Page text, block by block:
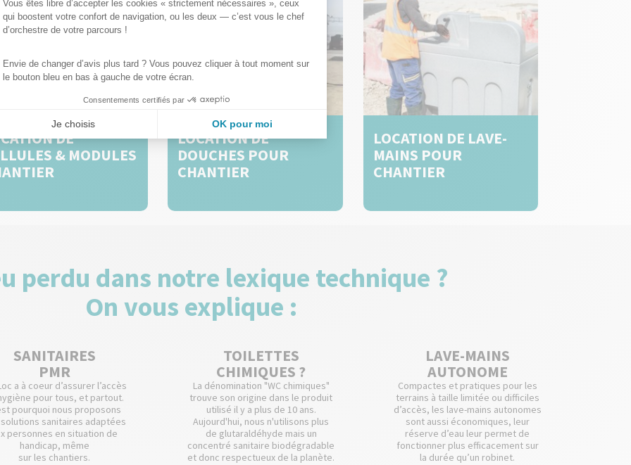
DE
& MODULES
LOCATION DE
DOUCHES POUR
CHANTIER
LOCATION DE LAVE-
MAINS POUR
CHANTIER
perdu dans notre lexique technique ?
On vous explique :
SANITAIRES
PMR
a à coeur d’assurer l’accès
pour tous, et partout.
pourquoi nous proposons
sanitaires adaptées
personnes en situation de
handicap, même
sur les chantiers.
TOILETTES
CHIMIQUES ?
La dénomination "WC chimiques"
trouve son origine dans le produit
utilisé il y a plus de 10 ans.
Aujourd'hui, nous n'utilisons plus
de glutaraldéhyde mais un
concentré sanitaire biodégradable
et donc respectueux de la planète.
LAVE-MAINS
AUTONOME
Compactes et pratiques pour les
terrains à taille limitée ou difficiles
d’accès, les lave-mains autonomes
sont aussi économiques, leur
réserve d’eau leur permet de
fonctionner plus efficacement sur
la durée qu’un robinet.